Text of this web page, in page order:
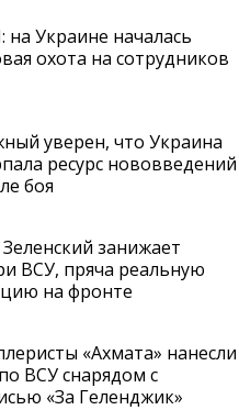
на Украине началась
охота на сотрудников
уверен, что Украина
ресурс нововведений
боя
занижает
ВСУ, пряча реальную
на фронте
«Ахмата» нанесли
ВСУ снарядом с
«За Геленджик»